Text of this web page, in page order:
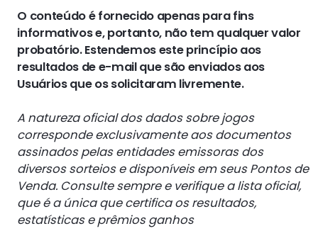
O conteúdo é fornecido apenas para fins
informativos e, portanto, não tem qualquer valor
probatório. Estendemos este princípio aos
resultados de e-mail que são enviados aos
Usuários que os solicitaram livremente.
A natureza oficial dos dados sobre jogos
corresponde exclusivamente aos documentos
assinados pelas entidades emissoras dos
diversos sorteios e disponíveis em seus Pontos de
Venda. Consulte sempre e verifique a lista oficial,
que é a única que certifica os resultados,
estatísticas e prêmios ganhos